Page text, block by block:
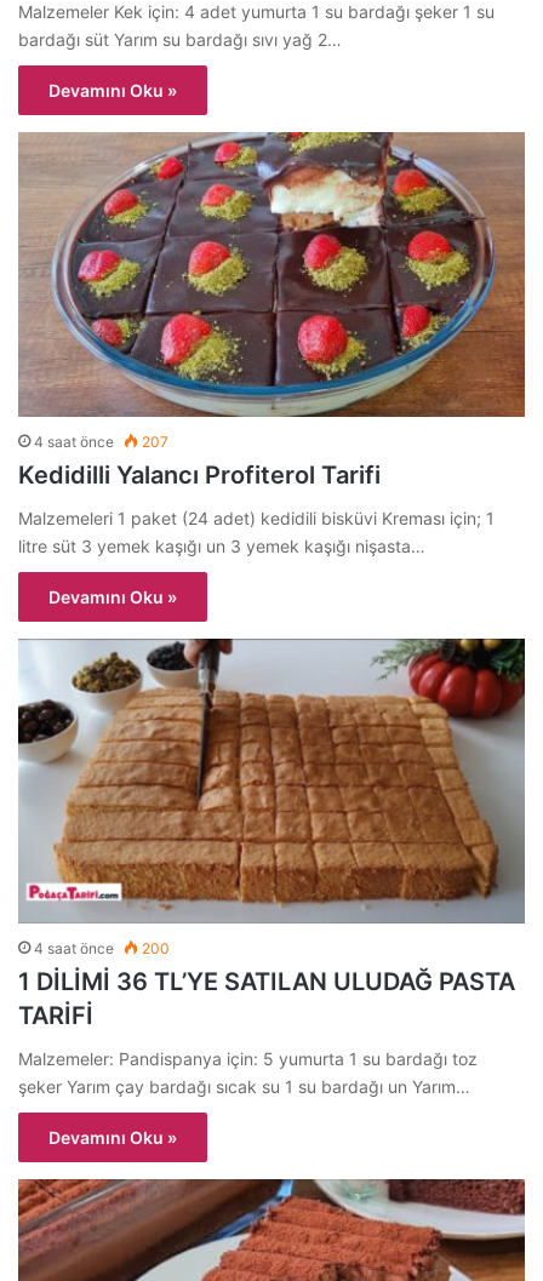
Malzemeler Kek için: 4 adet yumurta 1 su bardağı şeker 1 su
bardağı süt Yarım su bardağı sıvı yağ 2…
Devamını Oku »
4 saat önce 207
Kedidilli Yalancı Profiterol Tarifi
Malzemeleri 1 paket (24 adet) kedidili bisküvi Kreması için; 1
litre süt 3 yemek kaşığı un 3 yemek kaşığı nişasta…
Devamını Oku »
4 saat önce 200
1 DİLİMİ 36 TL’YE SATILAN ULUDAĞ PASTA
TARİFİ
Malzemeler: Pandispanya için: 5 yumurta 1 su bardağı toz
şeker Yarım çay bardağı sıcak su 1 su bardağı un Yarım…
Devamını Oku »